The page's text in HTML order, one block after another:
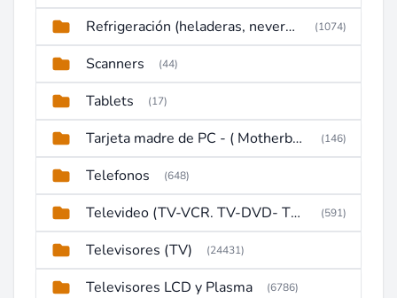
Refrigeración (heladeras, neveras, congeladores) (1074)
Scanners (44)
Tablets (17)
Tarjeta madre de PC - ( Motherboard ) (146)
Telefonos (648)
Televideo (TV-VCR. TV-DVD- TV-DVD-VCR) (591)
Televisores (TV) (24431)
Televisores LCD y Plasma (6786)